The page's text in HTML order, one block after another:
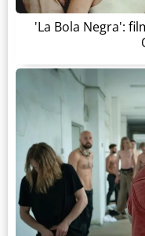
'La Bola Negra':